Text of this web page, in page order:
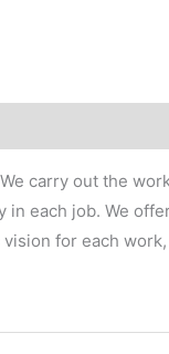
carry out the
each job. We
for each